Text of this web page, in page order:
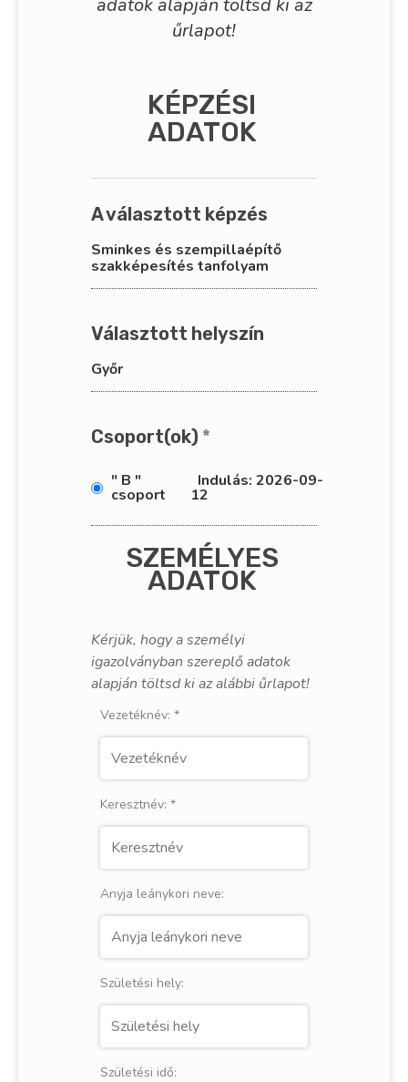
űrlapot!
KÉPZÉSI
ADATOK
A választott képzés
Sminkes és szempillaépítő
szakképesítés tanfolyam
Választott helyszín
Győr
Csoport(ok) *
" B "
csoport
Indulás: 2026-09-
12
SZEMÉLYES
ADATOK
Kérjük, hogy a személyi
igazolványban szereplő adatok
alapján töltsd ki az alábbi űrlapot!
Vezetéknév: *
Keresztnév: *
Anyja leánykori neve:
Születési hely:
Születési idő: